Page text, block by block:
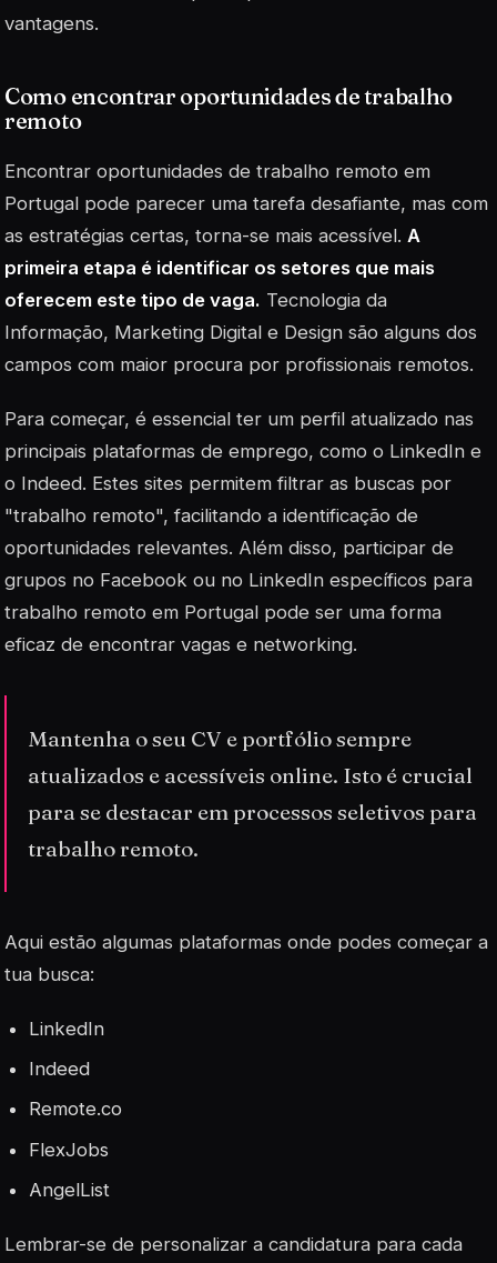
vantagens.
Como encontrar oportunidades de trabalho
remoto
Encontrar oportunidades de trabalho remoto em
Portugal pode parecer uma tarefa desafiante, mas com
as estratégias certas, torna-se mais acessível. A
primeira etapa é identificar os setores que mais
oferecem este tipo de vaga. Tecnologia da
Informação, Marketing Digital e Design são alguns dos
campos com maior procura por profissionais remotos.
Para começar, é essencial ter um perfil atualizado nas
principais plataformas de emprego, como o LinkedIn e
o Indeed. Estes sites permitem filtrar as buscas por
"trabalho remoto", facilitando a identificação de
oportunidades relevantes. Além disso, participar de
grupos no Facebook ou no LinkedIn específicos para
trabalho remoto em Portugal pode ser uma forma
eficaz de encontrar vagas e networking.
Mantenha o seu CV e portfólio sempre
atualizados e acessíveis online. Isto é crucial
para se destacar em processos seletivos para
trabalho remoto.
Aqui estão algumas plataformas onde podes começar a
tua busca:
LinkedIn
Indeed
Remote.co
FlexJobs
AngelList
Lembrar-se de personalizar a candidatura para cada